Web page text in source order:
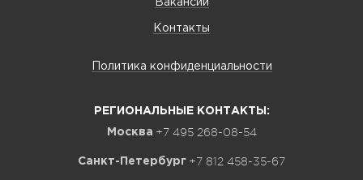
Вакансии
Контакты
Политика конфиденциальности
РЕГИОНАЛЬНЫЕ КОНТАКТЫ:
Москва +7 495 268-08-54
Санкт-Петербург +7 812 458-35-67